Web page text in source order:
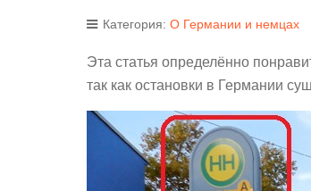
Категория: О Германии и немцах
Эта статья определённо
так как остановки в Германии